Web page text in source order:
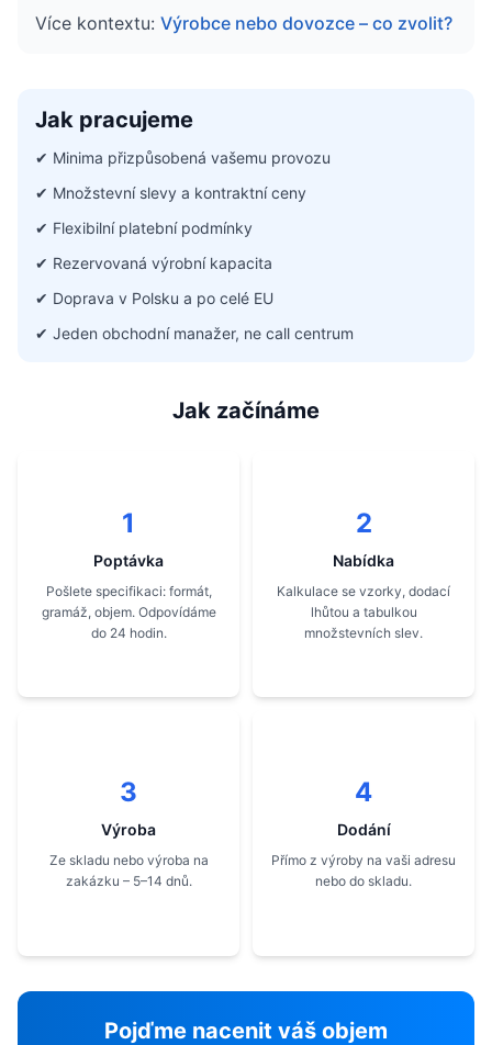
Více kontextu: Výrobce nebo dovozce – co zvolit?
Jak pracujeme
✔ Minima přizpůsobená vašemu provozu
✔ Množstevní slevy a kontraktní ceny
✔ Flexibilní platební podmínky
✔ Rezervovaná výrobní kapacita
✔ Doprava v Polsku a po celé EU
✔ Jeden obchodní manažer, ne call centrum
Jak začínáme
1
Poptávka
Pošlete specifikaci: formát,
gramáž, objem. Odpovídáme
do 24 hodin.
2
Nabídka
Kalkulace se vzorky, dodací
lhůtou a tabulkou
množstevních slev.
3
Výroba
Ze skladu nebo výroba na
zakázku – 5–14 dnů.
4
Dodání
Přímo z výroby na vaši adresu
nebo do skladu.
Pojďme nacenit váš objem